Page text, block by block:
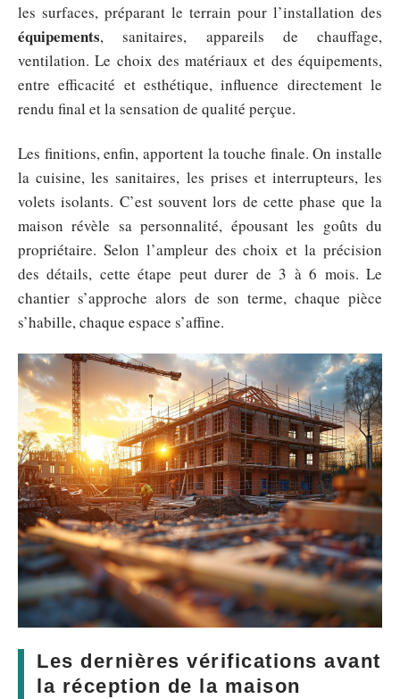
les surfaces, préparant le terrain pour l’installation des
équipements, sanitaires, appareils de chauffage,
ventilation. Le choix des matériaux et des équipements,
entre efficacité et esthétique, influence directement le
rendu final et la sensation de qualité perçue.
Les finitions, enfin, apportent la touche finale. On installe
la cuisine, les sanitaires, les prises et interrupteurs, les
volets isolants. C’est souvent lors de cette phase que la
maison révèle sa personnalité, épousant les goûts du
propriétaire. Selon l’ampleur des choix et la précision
des détails, cette étape peut durer de 3 à 6 mois. Le
chantier s’approche alors de son terme, chaque pièce
s’habille, chaque espace s’affine.
Les dernières vérifications avant
la réception de la maison